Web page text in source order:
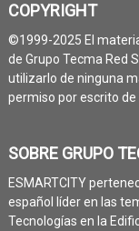
COPYRIGHT
©1999-2025 El
de Grupo Tecma Red
utilizarlo de ninguna
permiso por escrito de
SOBRE GRUPO
ESMARTCITY
español líder en las
Tecnologías en la